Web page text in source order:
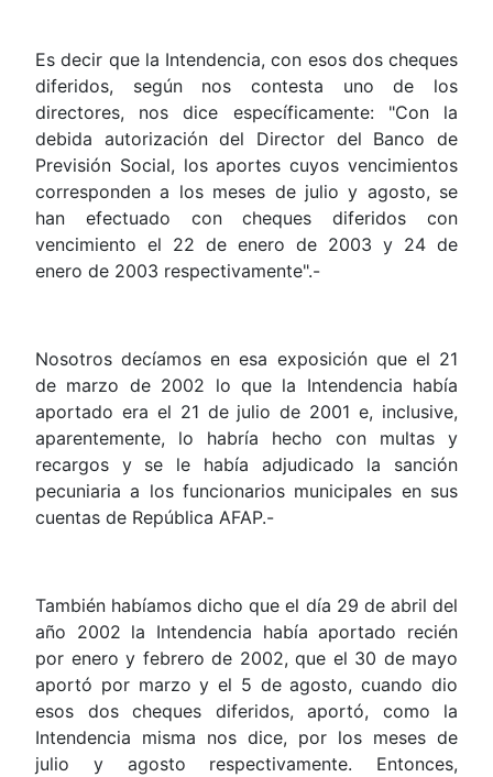
Es decir que la Intendencia, con esos dos cheques
diferidos, según nos contesta uno de los
directores, nos dice específicamente: "Con la
debida autorización del Director del Banco de
Previsión Social, los aportes cuyos vencimientos
corresponden a los meses de julio y agosto, se
han efectuado con cheques diferidos con
vencimiento el 22 de enero de 2003 y 24 de
enero de 2003 respectivamente".-
Nosotros decíamos en esa exposición que el 21
de marzo de 2002 lo que la Intendencia había
aportado era el 21 de julio de 2001 e, inclusive,
aparentemente, lo habría hecho con multas y
recargos y se le había adjudicado la sanción
pecuniaria a los funcionarios municipales en sus
cuentas de República AFAP.-
También habíamos dicho que el día 29 de abril del
año 2002 la Intendencia había aportado recién
por enero y febrero de 2002, que el 30 de mayo
aportó por marzo y el 5 de agosto, cuando dio
esos dos cheques diferidos, aportó, como la
Intendencia misma nos dice, por los meses de
julio y agosto respectivamente. Entonces,